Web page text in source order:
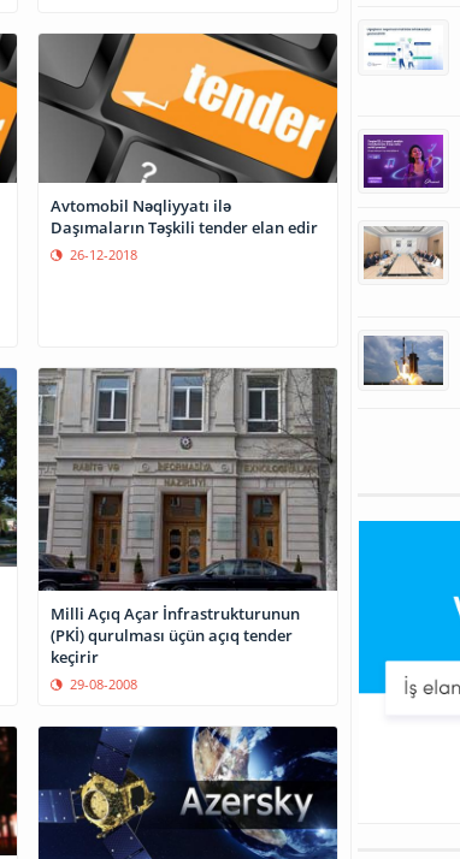
Avtomobil Nəqliyyatı ilə
Daşımaların Təşkili tender elan edir
26-12-2018
Milli Açıq Açar İnfrastrukturunun
(PKİ) qurulması üçün açıq tender
keçirir
29-08-2008